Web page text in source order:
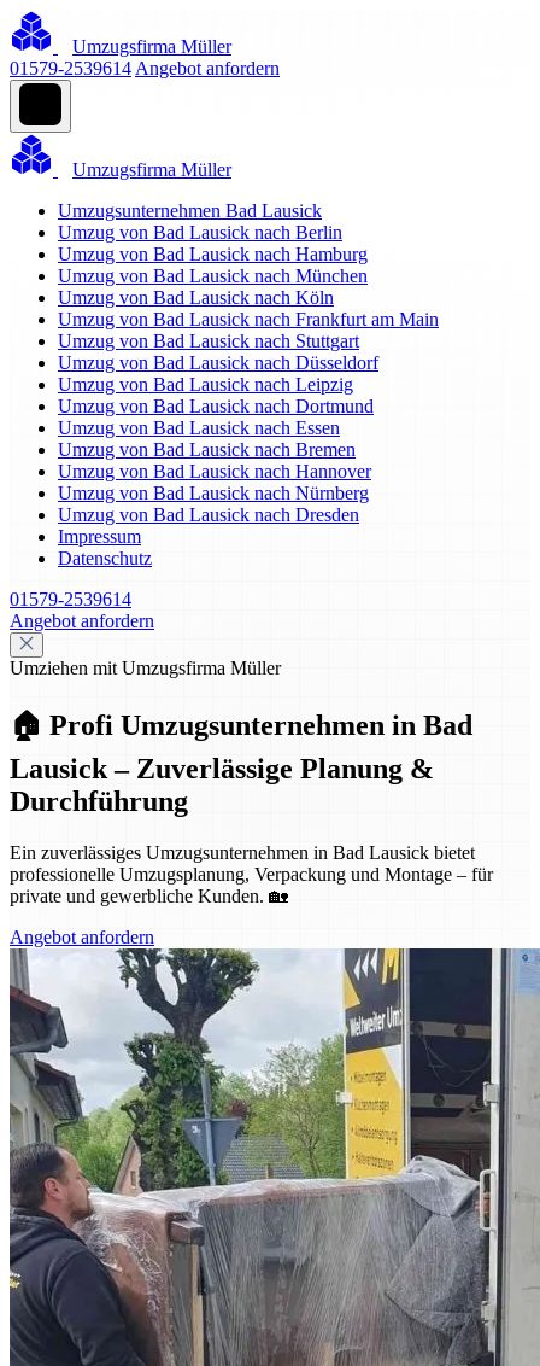
Umzugsfirma Müller
01579-2539614 Angebot anfordern
Umzugsfirma Müller
Umzugsunternehmen Bad Lausick
Umzug von Bad Lausick nach Berlin
Umzug von Bad Lausick nach Hamburg
Umzug von Bad Lausick nach München
Umzug von Bad Lausick nach Köln
Umzug von Bad Lausick nach Frankfurt am Main
Umzug von Bad Lausick nach Stuttgart
Umzug von Bad Lausick nach Düsseldorf
Umzug von Bad Lausick nach Leipzig
Umzug von Bad Lausick nach Dortmund
Umzug von Bad Lausick nach Essen
Umzug von Bad Lausick nach Bremen
Umzug von Bad Lausick nach Hannover
Umzug von Bad Lausick nach Nürnberg
Umzug von Bad Lausick nach Dresden
Impressum
Datenschutz
01579-2539614
Angebot anfordern
Umziehen mit Umzugsfirma Müller
🏠 Profi Umzugsunternehmen in Bad
Lausick – Zuverlässige Planung &
Durchführung
Ein zuverlässiges Umzugsunternehmen in Bad Lausick bietet
professionelle Umzugsplanung, Verpackung und Montage – für
private und gewerbliche Kunden. 🏡
Angebot anfordern